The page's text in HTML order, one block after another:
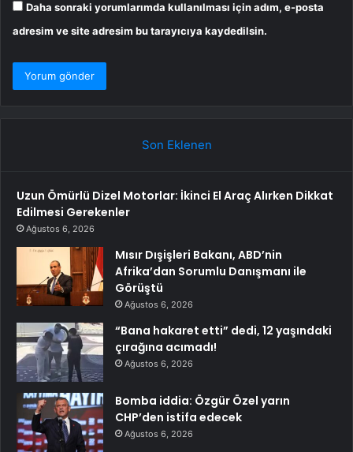
Daha sonraki yorumlarımda kullanılması için adım, e-posta
adresim ve site adresim bu tarayıcıya kaydedilsin.
Son Eklenen
Uzun Ömürlü Dizel Motorlar: İkinci El Araç Alırken Dikkat
Edilmesi Gerekenler
Ağustos 6, 2026
Mısır Dışişleri Bakanı, ABD’nin
Afrika’dan Sorumlu Danışmanı ile
Görüştü
Ağustos 6, 2026
“Bana hakaret etti” dedi, 12 yaşındaki
çırağına acımadı!
Ağustos 6, 2026
Bomba iddia: Özgür Özel yarın
CHP’den istifa edecek
Ağustos 6, 2026